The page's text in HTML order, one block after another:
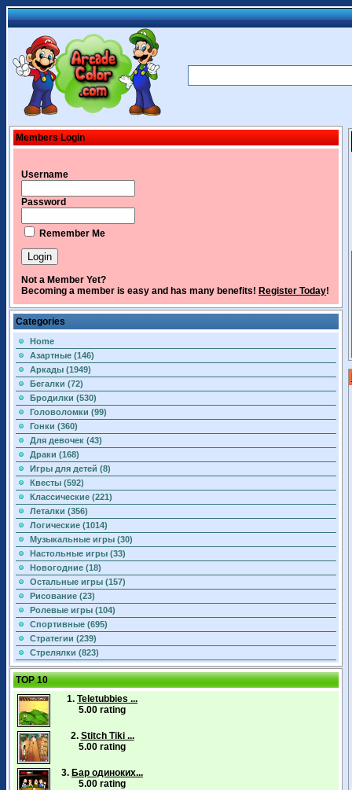
Members Login
Username
Password
Remember Me
Not a Member Yet?
Becoming a member is easy and has many benefits! Register Today!
Categories
Home
Азартные (146)
Аркады (1949)
Бегалки (72)
Бродилки (530)
Головоломки (99)
Гонки (360)
Для девочек (43)
Драки (168)
Игры для детей (8)
Квесты (592)
Классические (221)
Леталки (356)
Логические (1014)
Музыкальные игры (30)
Настольные игры (33)
Новогодние (18)
Остальные игры (157)
Рисование (23)
Ролевые игры (104)
Спортивные (695)
Стратегии (239)
Стрелялки (823)
TOP 10
1. Teletubbies ...
5.00 rating
2. Stitch Tiki ...
5.00 rating
3. Бар одиноких...
5.00 rating